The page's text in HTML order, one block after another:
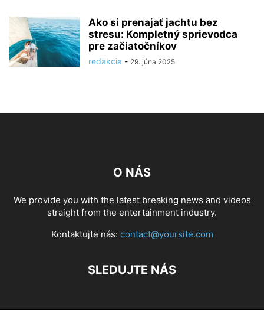
Ako si prenajať jachtu bez
stresu: Kompletný sprievodca
pre začiatočníkov
redakcia - 29. júna 2025
O NÁS
We provide you with the latest breaking news and videos
straight from the entertainment industry.
Kontaktujte nás: contact@yoursite.com
SLEDUJTE NÁS